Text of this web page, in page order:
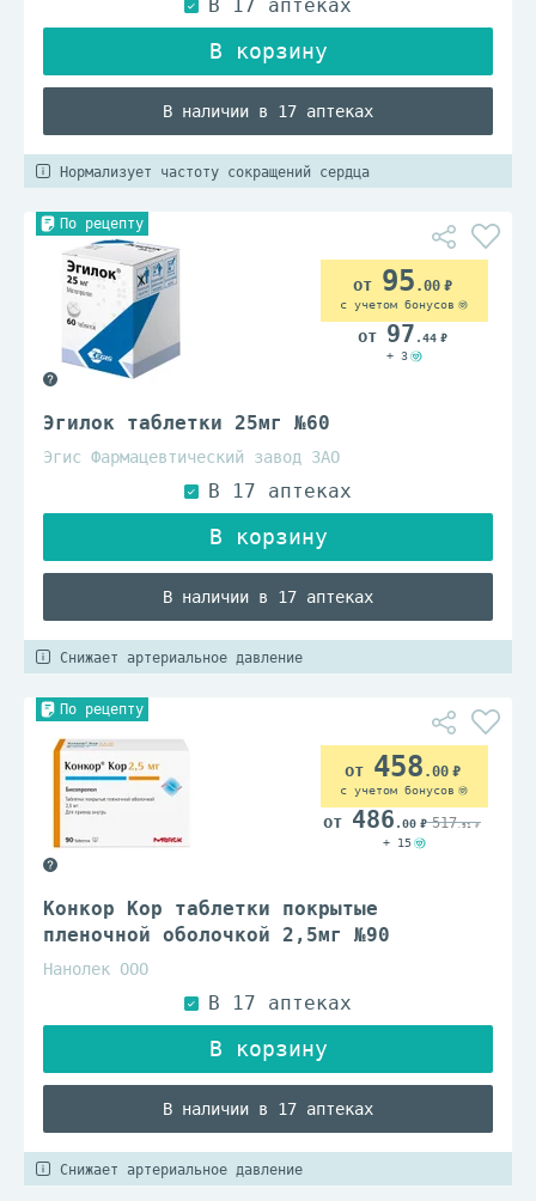
В наличии в 17 аптеках
Нормализует частоту сокращений сердца
По рецепту
Эгилок таблетки 25мг №60
Эгис Фармацевтический завод ЗАО
В наличии в 17 аптеках
95 .00
с учетом бонусов
97 .44
+ 3
Снижает артериальное давление
По рецепту
Конкор Кор таблетки покрытые
пленочной оболочкой 2,5мг №90
Нанолек ООО
В наличии в 17 аптеках
458 .00
с учетом бонусов
486 .00 517.91
+ 15
Снижает артериальное давление